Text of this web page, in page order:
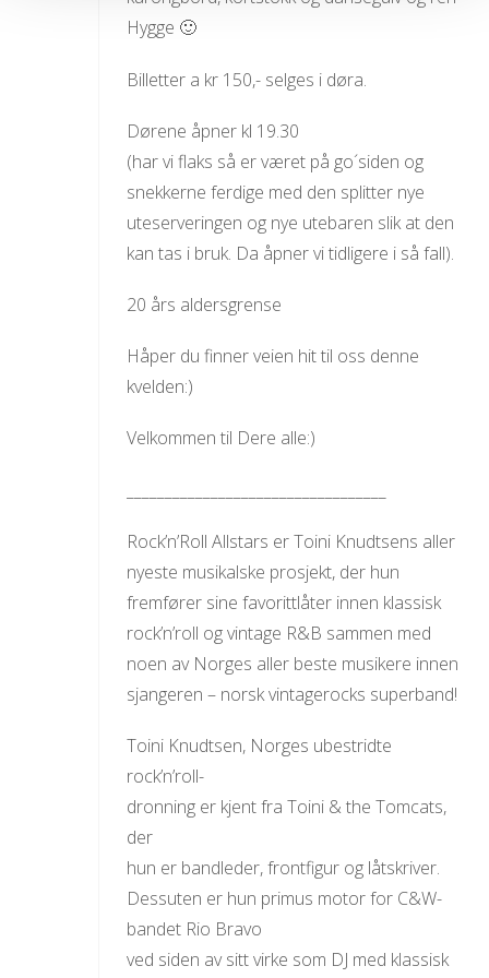
Hygge 🙂
Billetter a kr 150,- selges i døra.
Dørene åpner kl 19.30
(har vi flaks så er været på go´siden og
snekkerne ferdige med den splitter nye
uteserveringen og nye utebaren slik at den
kan tas i bruk. Da åpner vi tidligere i så fall).
20 års aldersgrense
Håper du finner veien hit til oss denne
kvelden:)
Velkommen til Dere alle:)
Rock’n’Roll Allstars er Toini Knudtsens aller
nyeste musikalske prosjekt, der hun
fremfører sine favorittlåter innen klassisk
rock’n’roll og vintage R&B sammen med
noen av Norges aller beste musikere innen
sjangeren – norsk vintagerocks superband!
Toini Knudtsen, Norges ubestridte
rock’n’roll-
dronning er kjent fra Toini & the Tomcats,
der
hun er bandleder, frontfigur og låtskriver.
Dessuten er hun primus motor for C&W-
bandet Rio Bravo
ved siden av sitt virke som DJ med klassisk